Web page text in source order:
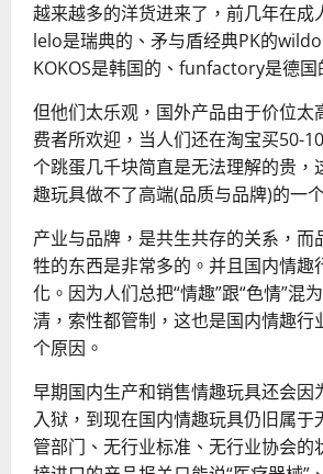
越来越多的洋货进来了，前几年在成
lelo是瑞典的、矛与盾经典PK的
KOKOS是韩国的、funfactory是德国
但他们太乐观，国外产品由于价位太
费者所欢迎，当人们还在淘宝买50-
个跳蛋几千块简直是无法理解的贵，
趣玩具做不了高端(品质与品牌)的一
产业与品牌，是共生共存的关系，而
牲的东西是非常多的。并且国内情趣
化。因为人们总把“情趣”跟“色情”混
清，索性都管制，这也是国内情趣行
个原因。
早期国内生产和销售情趣玩具还会因
入狱，到现在国内情趣玩具仍旧属于
管部门、无行业标准、无行业协会的